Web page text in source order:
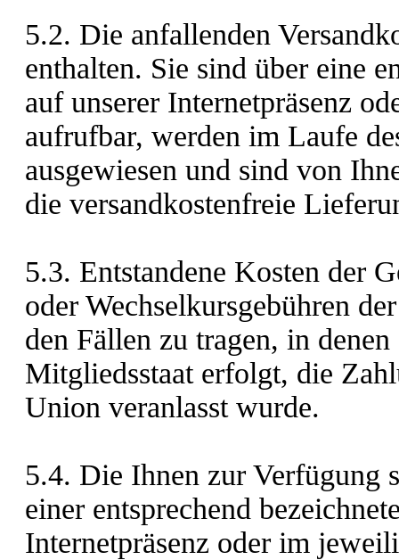
5.2. Die anfallenden
enthalten. Sie sind über eine
auf unserer Internetpräsenz
aufrufbar, werden im Laufe
ausgewiesen und sind von
die versandkostenfreie
5.3. Entstandene Kosten der
oder Wechselkursgebühren
den Fällen zu tragen, in
Mitgliedsstaat erfolgt, die
Union veranlasst wurde.
5.4. Die Ihnen zur Verfügung
einer entsprechend
Internetpräsenz oder im